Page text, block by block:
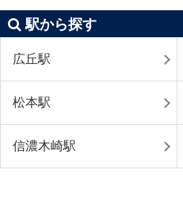
駅から探す
広丘駅
松本駅
信濃木崎駅